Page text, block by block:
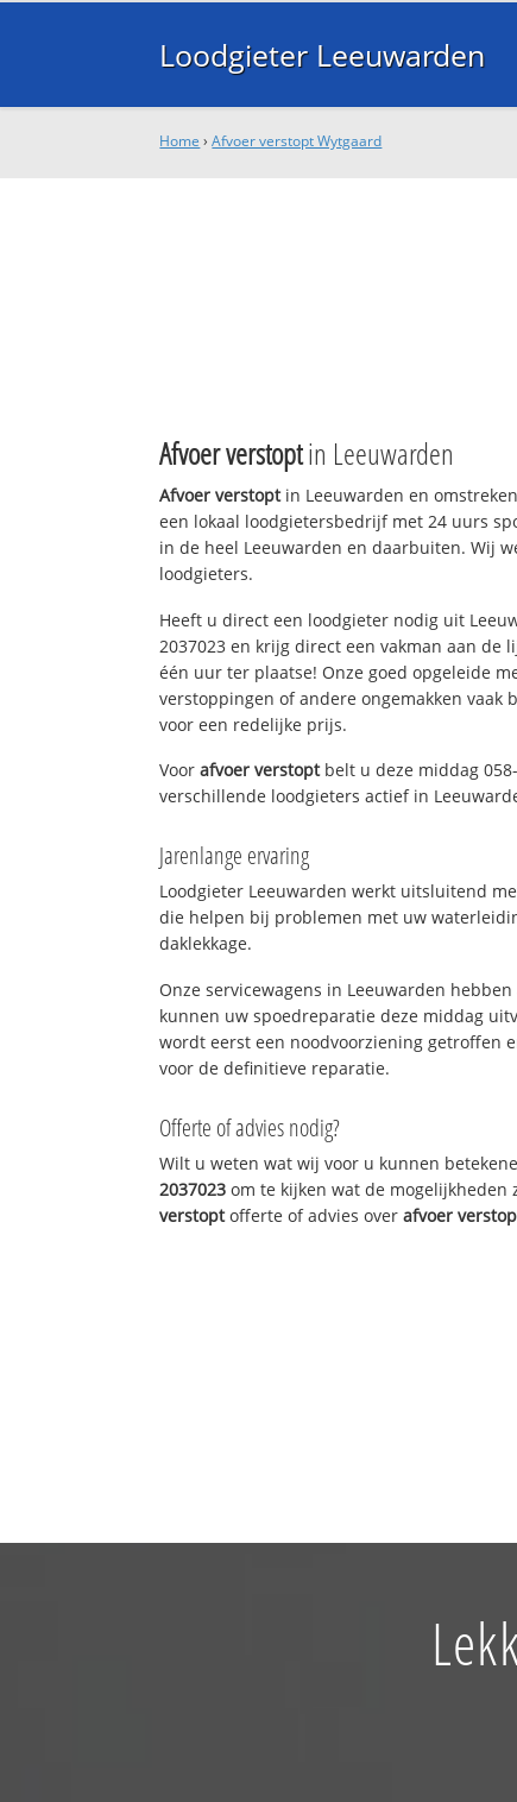
Loodgieter Leeuwarden
Home ›Afvoer verstopt Wytgaard
Afvoer verstoptin Leeuwarden
Afvoer verstoptin Leeuwarden en
een lokaal loodgietersbedrijf met 24 uurs
in de heel Leeuwarden en daarbuiten. Wij
loodgieters.
Heeft u direct een loodgieter nodig uit
2037023 en krijg direct een vakman aan
één uur ter plaatse! Onze goed opgeleide
verstoppingen of andere ongemakken vaak
voor een redelijke prijs.
Voorafvoer verstoptbelt u deze middag
verschillende loodgieters actief in
Jarenlange ervaring
Loodgieter Leeuwarden werkt uitsluitend
die helpen bij problemen met uw
daklekkage.
Onze servicewagens in Leeuwarden
kunnen uw spoedreparatie deze middag
wordt eerst een noodvoorziening getroffen
voor de definitieve reparatie.
Offerte of advies nodig?
Wilt u weten wat wij voor u kunnen
2037023 om te kijken wat de
verstoptofferte of advies overafvoer